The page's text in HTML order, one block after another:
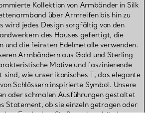
Kollektion von Armbänder in Silk
über Armreifen bis hin zu
wird jedes Design sorgfältig von den
des Hauses gefertigt, die
und die feinsten Edelmetalle verwenden.
Armbändern aus Gold und Sterling
Motive und faszinierende
sind, wie unser ikonisches T, das elegante
Schlössern inspirierte Symbol. Unsere
oder schmalen Ausführungen gestaltet
Statement, ob sie einzeln getragen oder
Entdecken Sie Stapelarmbänder, um